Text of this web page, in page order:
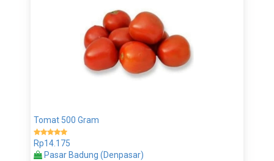
Tomat 500 Gram
Rp14.175
Pasar Badung (Denpasar)